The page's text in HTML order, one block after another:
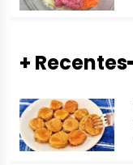
+ Recentes